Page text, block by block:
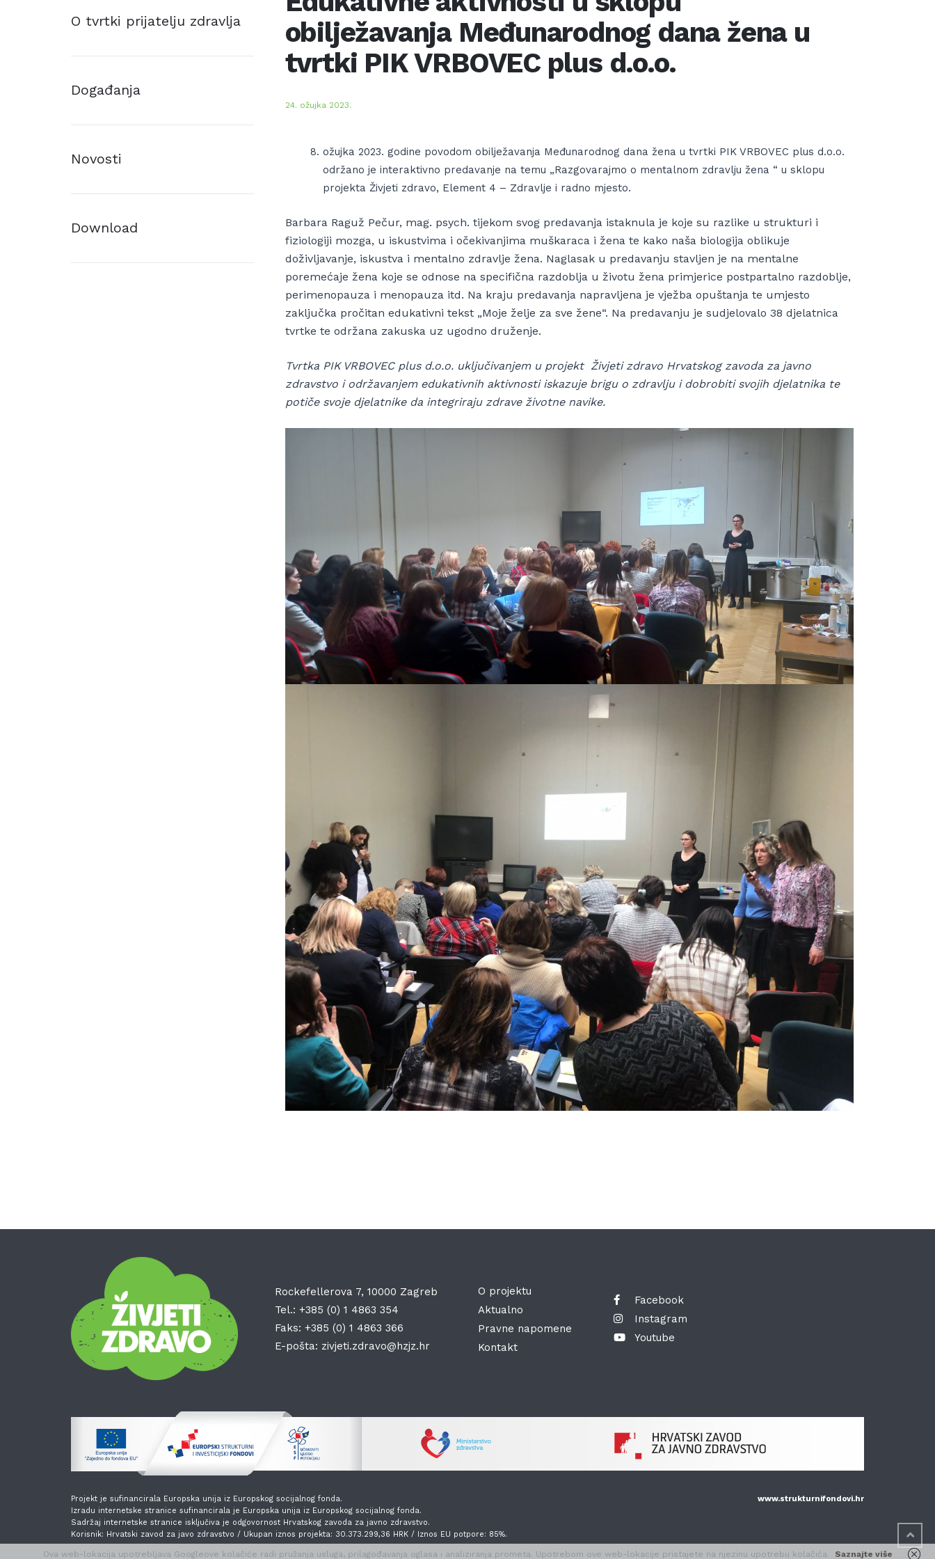
O tvrtki prijatelju zdravlja
Događanja
Novosti
Download
obilježavanja Međunarodnog dana žena u
tvrtki PIK VRBOVEC plus d.o.o.
24. ožujka 2023.
ožujka 2023. godine povodom obilježavanja Međunarodnog dana žena u tvrtki PIK VRBOVEC plus d.o.o.
održano je interaktivno predavanje na temu „Razgovarajmo o mentalnom zdravlju žena “ u sklopu
projekta Živjeti zdravo, Element 4 – Zdravlje i radno mjesto.
Barbara Raguž Pečur, mag. psych. tijekom svog predavanja istaknula je koje su razlike u strukturi i
fiziologiji mozga, u iskustvima i očekivanjima muškaraca i žena te kako naša biologija oblikuje
doživljavanje, iskustva i mentalno zdravlje žena. Naglasak u predavanju stavljen je na mentalne
poremećaje žena koje se odnose na specifična razdoblja u životu žena primjerice postpartalno razdoblje,
perimenopauza i menopauza itd. Na kraju predavanja napravljena je vježba opuštanja te umjesto
zaključka pročitan edukativni tekst „Moje želje za sve žene“. Na predavanju je sudjelovalo 38 djelatnica
tvrtke te održana zakuska uz ugodno druženje.
Tvrtka PIK VRBOVEC plus d.o.o. uključivanjem u projekt Živjeti zdravo Hrvatskog zavoda za javno
zdravstvo i održavanjem edukativnih aktivnosti iskazuje brigu o zdravlju i dobrobiti svojih djelatnika te
potiče svoje djelatnike da integriraju zdrave životne navike.
Rockefellerova 7, 10000 Zagreb
Tel.: +385 (0) 1 4863 354
Faks: +385 (0) 1 4863 366
E-pošta: zivjeti.zdravo@hzjz.hr
O projektu
Aktualno
Pravne napomene
Kontakt
Facebook
Instagram
Youtube
Projekt je sufinancirala Europska unija iz Europskog socijalnog fonda.
www.strukturnifondovi.hr
Izradu internetske stranice sufinancirala je Europska unija iz Europskog socijalnog fonda.
Sadržaj internetske stranice isključiva je odgovornost Hrvatskog zavoda za javno zdravstvo.
Korisnik: Hrvatski zavod za javo zdravstvo / Ukupan iznos projekta: 30.373.299,36 HRK / Iznos EU potpore: 85%.
Ova web-lokacija upotrebljava Googleove kolačiće radi pružanja usluga, prilagođavanja oglasa i analiziranja prometa. Upotrebom ove web-lokacije pristajete na njezinu upotrebu kolačića. Saznajte više